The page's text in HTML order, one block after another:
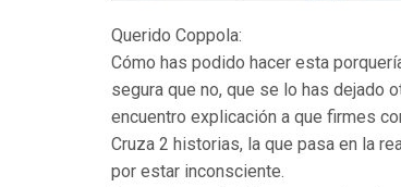
Querido Coppola:
Cómo has podido hacer esta
segura que no, que se lo has dejado
encuentro explicación a que firmes
Cruza 2 historias, la que pasa en la
por estar inconsciente.